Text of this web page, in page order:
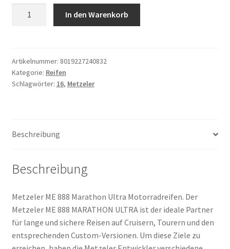
Ultra
Rf.
WW
73H
(Hinterreifen)
Menge
In den Warenkorb
Artikelnummer: 8019227240832
Kategorie: Reifen
Schlagwörter: 16, Metzeler
Beschreibung
Beschreibung
Metzeler ME 888 Marathon Ultra Motorradreifen. Der
Metzeler ME 888 MARATHON ULTRA ist der ideale Partner
für lange und sichere Reisen auf Cruisern, Tourern und den
entsprechenden Custom-Versionen. Um diese Ziele zu